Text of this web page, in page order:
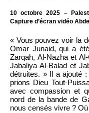
10 octobre 2025 –
Capture d’écran vidéo
« Vous pouvez voir la
Omar Junaid, qui a
Zarqah, Al-Nazha et
Jabaliya Al-Balad et
détruites. » Il a ajouté
prions Dieu Tout-
avec compassion et
nord de la bande de
nous censés vivre ?